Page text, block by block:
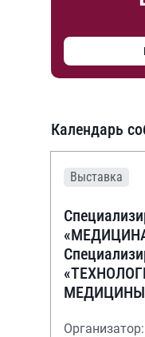
Календарь
Выставка
МЕДИЦИНЫ